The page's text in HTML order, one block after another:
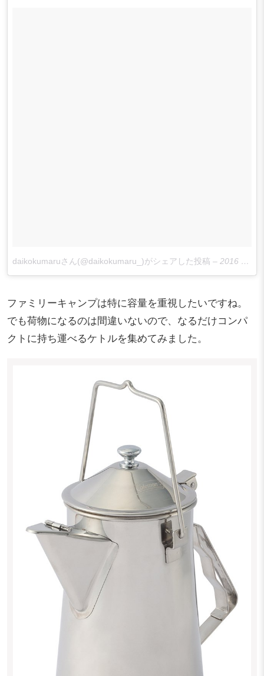
daikokumaruさん(@daikokumaru_)がシェアした投稿 – 2016 10月 9 8:33午後 PDT
ファミリーキャンプは特に容量を重視したいですね。
でも荷物になるのは間違いないので、なるだけコンパ
クトに持ち運べるケトルを集めてみました。